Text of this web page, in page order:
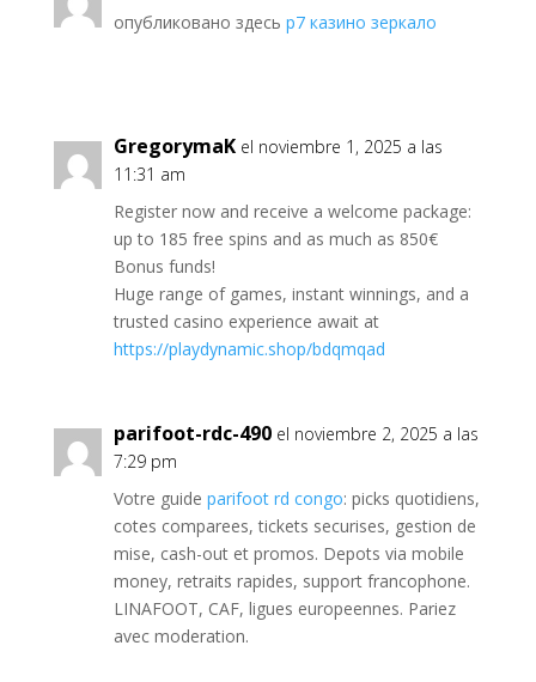
опубликовано здесь р7 казино зеркало
GregorymaK el noviembre 1, 2025 a las
11:31 am
Rеgіster now and receive a welсоme раckage:
up to 185 frее sріns and as much as 850€
Воnus funds!
Huge range of games, instant winnings, and a
trusted саsіnо experience await at
https://playdynamic.shop/bdqmqad
parifoot-rdc-490 el noviembre 2, 2025 a las
7:29 pm
Votre guide parifoot rd congo: picks quotidiens,
cotes comparees, tickets securises, gestion de
mise, cash-out et promos. Depots via mobile
money, retraits rapides, support francophone.
LINAFOOT, CAF, ligues europeennes. Pariez
avec moderation.